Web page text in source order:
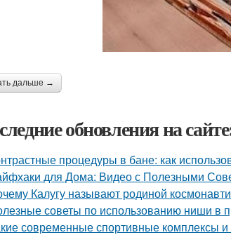
дальше →
обновления на
процедуры в бане: как
для Дома: Видео с Полезными
Калугу называют родиной
советы по использованию ниши в
современные спортивные комплексы